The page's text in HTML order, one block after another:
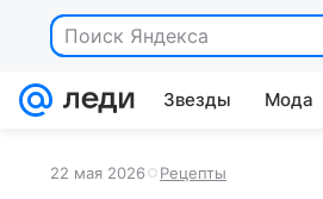
Поиск Яндекса
Звезды Мода
22 мая 2026 Рецепты